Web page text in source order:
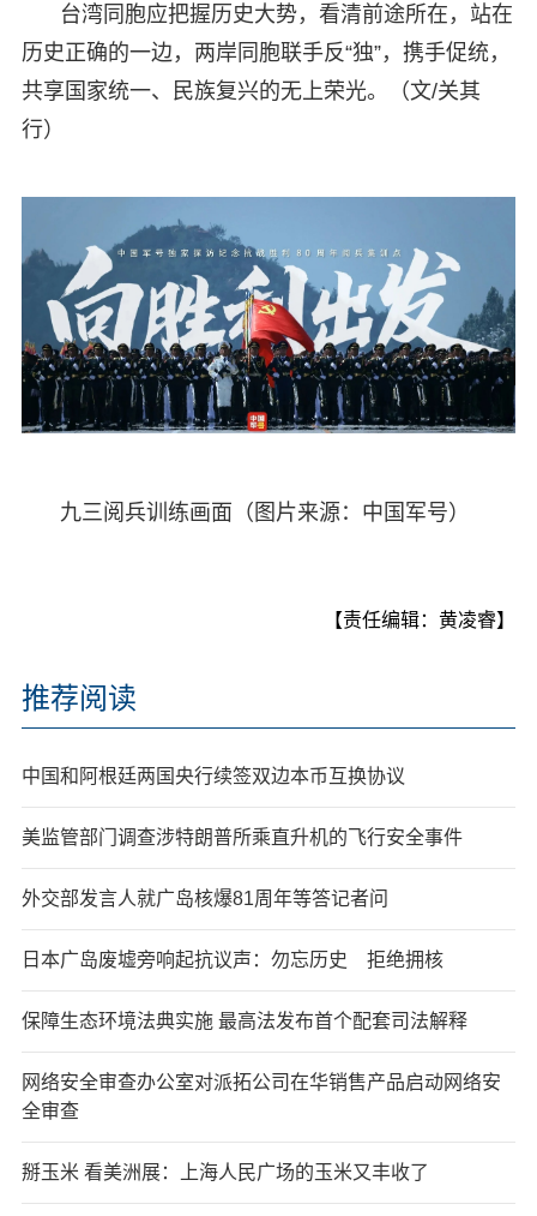
台湾同胞应把握历史大势，看清前途所在，站在
历史正确的一边，两岸同胞联手反“独”，携手促统，
共享国家统一、民族复兴的无上荣光。（文/关其
行）
九三阅兵训练画面（图片来源：中国军号）
【责任编辑：黄凌睿】
推荐阅读
中国和阿根廷两国央行续签双边本币互换协议
美监管部门调查涉特朗普所乘直升机的飞行安全事件
外交部发言人就广岛核爆81周年等答记者问
日本广岛废墟旁响起抗议声：勿忘历史 拒绝拥核
保障生态环境法典实施 最高法发布首个配套司法解释
网络安全审查办公室对派拓公司在华销售产品启动网络安
全审查
掰玉米 看美洲展：上海人民广场的玉米又丰收了